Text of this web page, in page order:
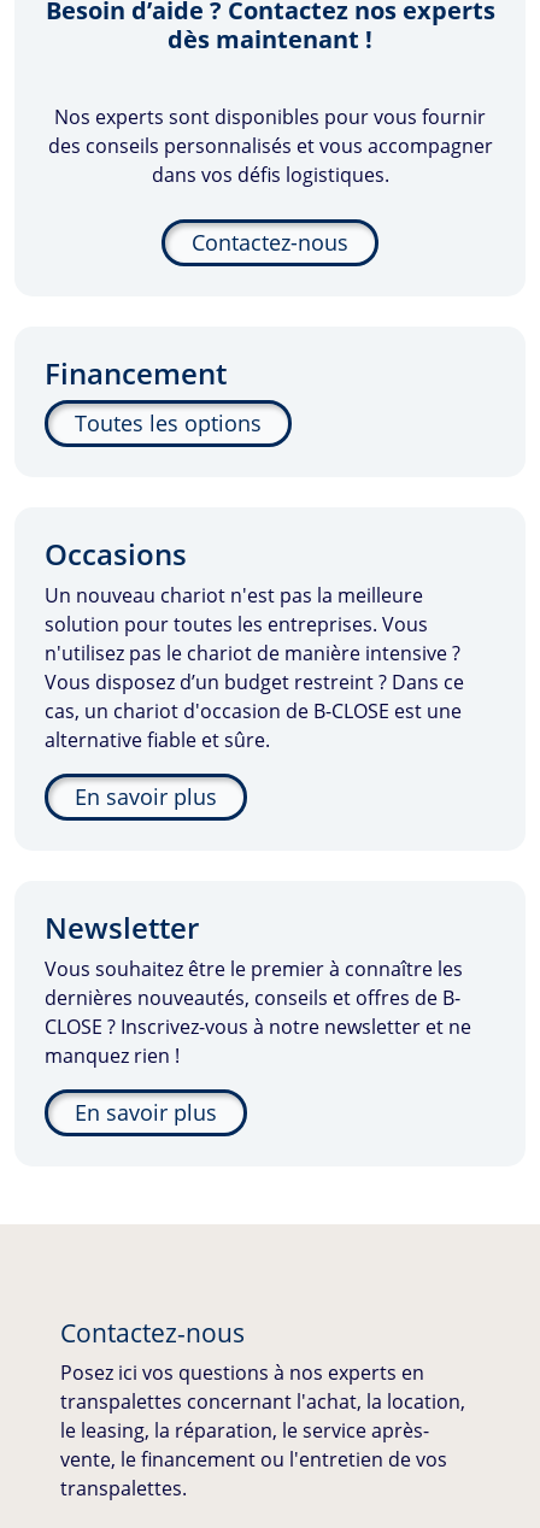
Besoin d’aide ? Contactez nos experts
dès maintenant !
Nos experts sont disponibles pour vous fournir
des conseils personnalisés et vous accompagner
dans vos défis logistiques.
Contactez-nous
Financement
Toutes les options
Occasions
Un nouveau chariot n'est pas la meilleure
solution pour toutes les entreprises. Vous
n'utilisez pas le chariot de manière intensive ?
Vous disposez d’un budget restreint ? Dans ce
cas, un chariot d'occasion de B-CLOSE est une
alternative fiable et sûre.
En savoir plus
Newsletter
Vous souhaitez être le premier à connaître les
dernières nouveautés, conseils et offres de B-
CLOSE ? Inscrivez-vous à notre newsletter et ne
manquez rien !
En savoir plus
Contactez-nous
Posez ici vos questions à nos experts en
transpalettes concernant l'achat, la location,
le leasing, la réparation, le service après-
vente, le financement ou l'entretien de vos
transpalettes.